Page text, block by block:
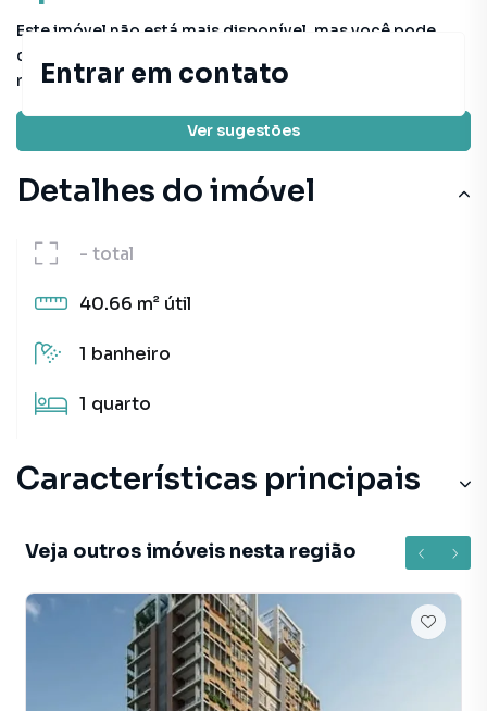
Este imóvel não está mais disponível, mas você pode
conferir outros em nosso site ou deixar seu contato para
receber mais informações.
Ver sugestões
Detalhes do imóvel
- total
40.66 m² útil
1 banheiro
1 quarto
Características principais
Veja outros imóveis nesta região
Entrar em contato